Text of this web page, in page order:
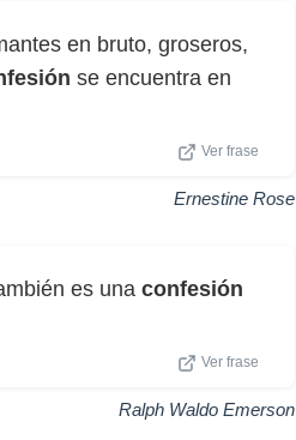
en bruto, groseros,
se encuentra en
Ver frase
Ernestine Rose
es una confesión
Ver frase
Ralph Waldo Emerson